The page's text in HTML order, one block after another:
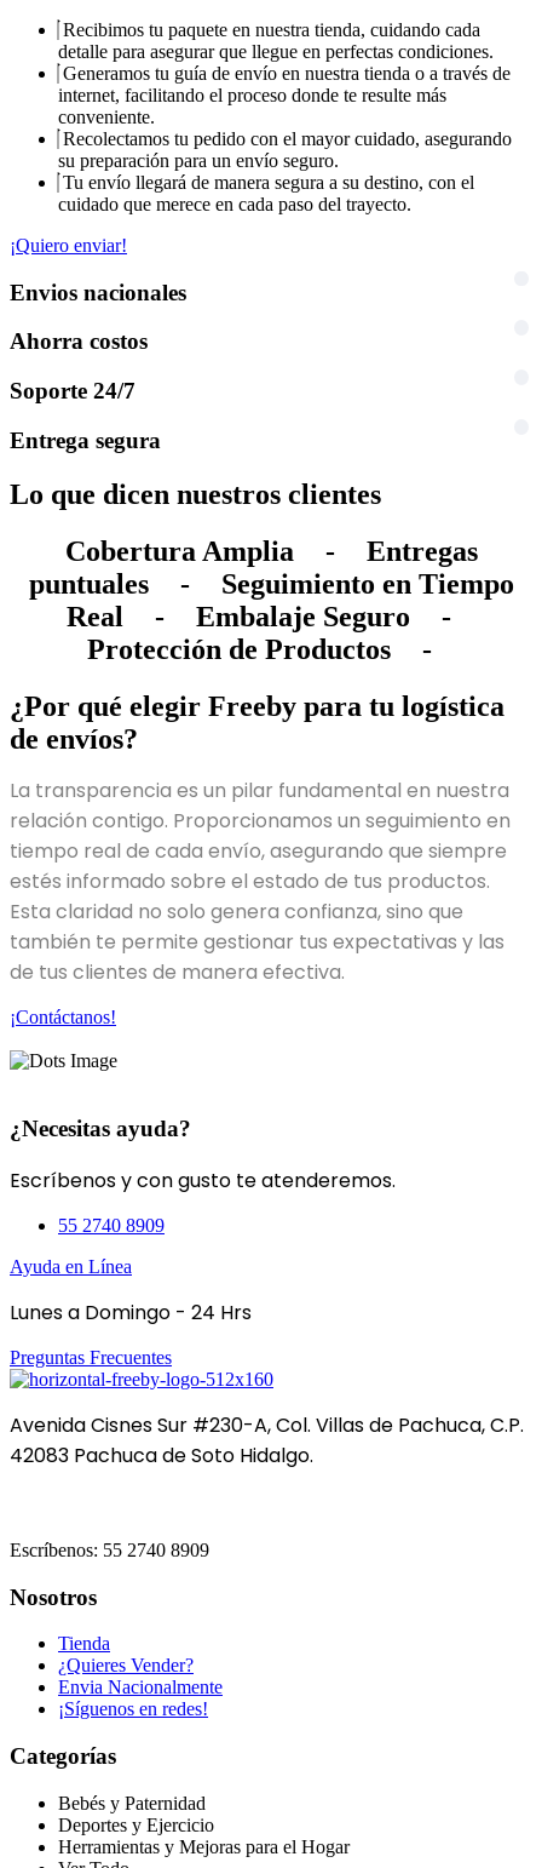
Recibimos tu paquete en nuestra tienda, cuidando cada
detalle para asegurar que llegue en perfectas condiciones.
Generamos tu guía de envío en nuestra tienda o a través de
internet, facilitando el proceso donde te resulte más
conveniente.
Recolectamos tu pedido con el mayor cuidado, asegurando
su preparación para un envío seguro.
Tu envío llegará de manera segura a su destino, con el
cuidado que merece en cada paso del trayecto.
¡Quiero enviar!
Envios nacionales
Ahorra costos
Soporte 24/7
Entrega segura
Lo que dicen nuestros clientes
Cobertura Amplia
-
Entregas
puntuales
-
Seguimiento en Tiempo
Real
- Embalaje Seguro
-
Protección de Productos
-
¿Por qué elegir Freeby para tu logística
de envíos?
La transparencia es un pilar fundamental en nuestra
relación contigo. Proporcionamos un seguimiento en
tiempo real de cada envío, asegurando que siempre
estés informado sobre el estado de tus productos.
Esta claridad no solo genera confianza, sino que
también te permite gestionar tus expectativas y las
de tus clientes de manera efectiva.
¡Contáctanos!
¿Necesitas ayuda?
Escríbenos y con gusto te atenderemos.
55 2740 8909
Ayuda en Línea
Lunes a Domingo - 24 Hrs
Preguntas Frecuentes
Avenida Cisnes Sur #230-A, Col. Villas de Pachuca, C.P.
42083 Pachuca de Soto Hidalgo.
Escríbenos: 55 2740 8909
Nosotros
Tienda
¿Quieres Vender?
Envia Nacionalmente
¡Síguenos en redes!
Categorías
Bebés y Paternidad
Deportes y Ejercicio
Herramientas y Mejoras para el Hogar